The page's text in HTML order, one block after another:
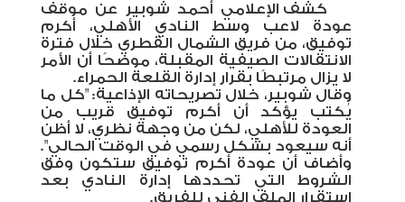
كشف الإعلامي أحمد شوبير عن موقف
عودة لاعب وسط النادي الأهلي، أكرم
توفيق، من فريق الشمال القطري خلال فترة
الانتقالات الصيفية المقبلة، موضحًا أن الأمر
لا يزال مرتبطًا بقرار إدارة القلعة الحمراء.
وقال شوبير، خلال تصريحاته الإذاعية: "كل ما
يُكتب يؤكد أن أكرم توفيق قريب من
العودة للأهلي، لكن من وجهة نظري، لا أظن
أنه سيعود بشكل رسمي في الوقت الحالي".
وأضاف أن عودة أكرم توفيق ستكون وفق
الشروط التي تحددها إدارة النادي بعد
استقرار الملف الفني للفريق.